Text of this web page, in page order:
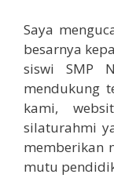
Saya
besarnya
siswi SMP
mendukung
kami,
silaturahmi
memberikan
mutu